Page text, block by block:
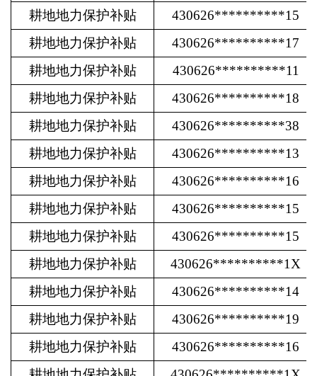
耕地地力保护补贴
430626**********15
耕地地力保护补贴
430626**********17
耕地地力保护补贴
430626**********11
耕地地力保护补贴
430626**********18
耕地地力保护补贴
430626**********38
耕地地力保护补贴
430626**********13
耕地地力保护补贴
430626**********16
耕地地力保护补贴
430626**********15
耕地地力保护补贴
430626**********15
耕地地力保护补贴
430626**********1X
耕地地力保护补贴
430626**********14
耕地地力保护补贴
430626**********19
耕地地力保护补贴
430626**********16